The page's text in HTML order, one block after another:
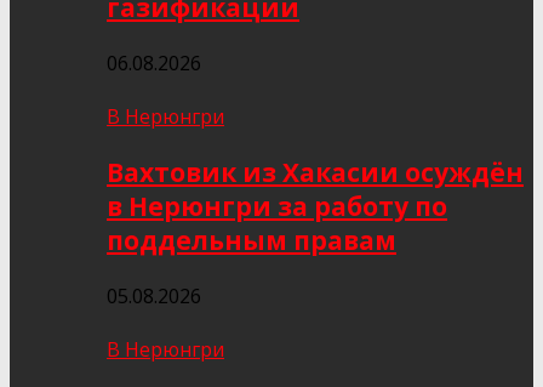
газификации
06.08.2026
В Нерюнгри
Вахтовик из Хакасии осуждён
в Нерюнгри за работу по
поддельным правам
05.08.2026
В Нерюнгри